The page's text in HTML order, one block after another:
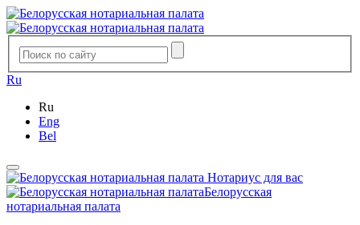
Ru
Ru
Eng
Bel
Нотариус для вас
Белорусская
нотариальная палата